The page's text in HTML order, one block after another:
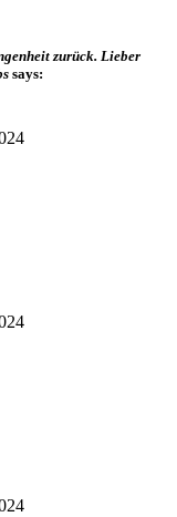
zurück. Lieber
says: